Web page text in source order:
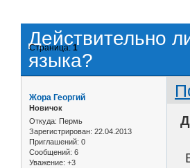
Действительно
языка?
Страница:1
Жора Георгий
Новичок
Откуда: Пермь
Зарегистрирован: 22.04.2013
Приглашений: 0
Сообщений: 6
Уважение: +3